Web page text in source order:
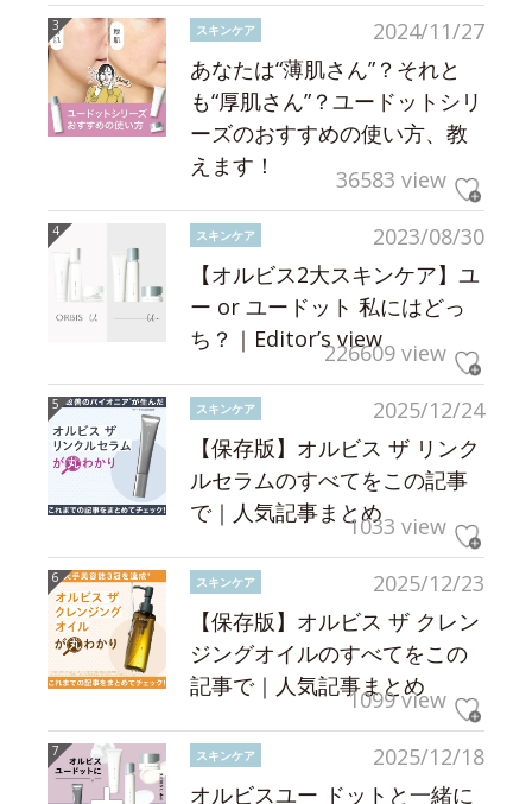
2024/11/27
スキンケア
あなたは“薄肌さん”？それと
も“厚肌さん”？ユードットシリ
ーズのおすすめの使い方、教
えます！
36583 view
2023/08/30
スキンケア
【オルビス2大スキンケア】ユ
ー or ユードット 私にはどっ
ち？｜Editor’s view226609 view
2025/12/24
スキンケア
【保存版】オルビス ザ リンク
ルセラムのすべてをこの記事
で｜人気記事まとめ1033 view
2025/12/23
スキンケア
【保存版】オルビス ザ クレン
ジングオイルのすべてをこの
記事で｜人気記事まとめ
1099 view
2025/12/18
スキンケア
オルビスユー ドットと一緒に